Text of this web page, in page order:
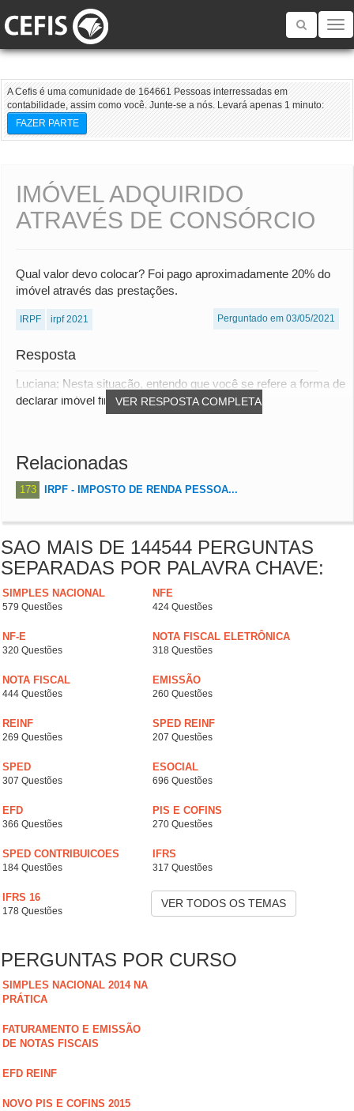
Toggle
A Cefis é uma comunidade de 164661 Pessoas interressadas em
contabilidade, assim como você. Junte-se a nós. Levará apenas 1 minuto:
FAZER PARTE
IMÓVEL ADQUIRIDO
ATRAVÉS DE CONSÓRCIO
Qual valor devo colocar? Foi pago aproximadamente 20% do
imóvel através das prestações.
IRPF irpf 2021 Perguntado em 03/05/2021
Resposta
VER RESPOSTA COMPLETA
Luciana; Nesta situação, entendo que você se refere a forma de
declarar imóvel financiado. Sendo a...
Relacionadas
173 IRPF - IMPOSTO DE RENDA PESSOA...
SAO MAIS DE 144544 PERGUNTAS
SEPARADAS POR PALAVRA CHAVE:
SIMPLES NACIONAL
579 Questões
NFE
424 Questões
NF-E
320 Questões
NOTA FISCAL ELETRÔNICA
318 Questões
NOTA FISCAL
444 Questões
EMISSÃO
260 Questões
REINF
269 Questões
SPED REINF
207 Questões
SPED
307 Questões
ESOCIAL
696 Questões
EFD
366 Questões
PIS E COFINS
270 Questões
SPED CONTRIBUICOES
184 Questões
IFRS
317 Questões
IFRS 16
178 Questões
VER TODOS OS TEMAS
PERGUNTAS POR CURSO
SIMPLES NACIONAL 2014 NA
PRÁTICA
FATURAMENTO E EMISSÃO
DE NOTAS FISCAIS
EFD REINF
NOVO PIS E COFINS 2015